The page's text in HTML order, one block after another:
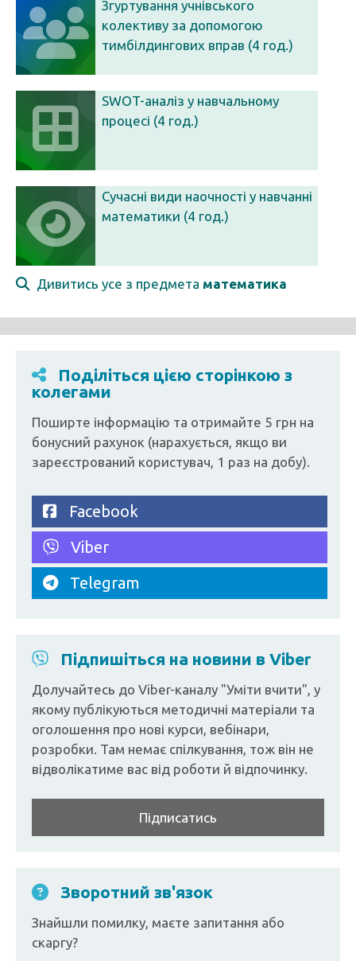
Згуртування учнівського
колективу за допомогою
тимбілдингових вправ (4 год.)
SWOT-аналіз у навчальному
процесі (4 год.)
Сучасні види наочності у навчанні
математики (4 год.)
Дивитись усе з предмета математика
Поділіться цією сторінкою з
колегами
Поширте інформацію та отримайте 5 грн на
бонусний рахунок (нарахується, якщо ви
зареєстрований користувач, 1 раз на добу).
Facebook
Viber
Telegram
Підпишіться на новини в Viber
Долучайтесь до Viber-каналу "Уміти вчити", у
якому публікуються методичні матеріали та
оголошення про нові курси, вебінари,
розробки. Там немає спілкування, тож він не
відволікатиме вас від роботи й відпочинку.
Підписатись
Зворотний зв'язок
Знайшли помилку, маєте запитання або
скаргу?